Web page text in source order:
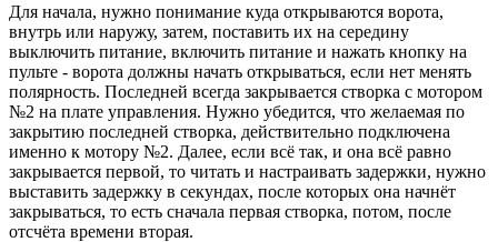
Для начала, нужно понимание куда открываются ворота,
внутрь или наружу, затем, поставить их на середину
выключить питание, включить питание и нажать кнопку на
пульте - ворота должны начать открываться, если нет менять
полярность. Последней всегда закрывается створка с мотором
№2 на плате управления. Нужно убедится, что желаемая по
закрытию последней створка, действительно подключена
именно к мотору №2. Далее, если всё так, и она всё равно
закрывается первой, то читать и настраивать задержки, нужно
выставить задержку в секундах, после которых она начнёт
закрываться, то есть сначала первая створка, потом, после
отсчёта времени вторая.